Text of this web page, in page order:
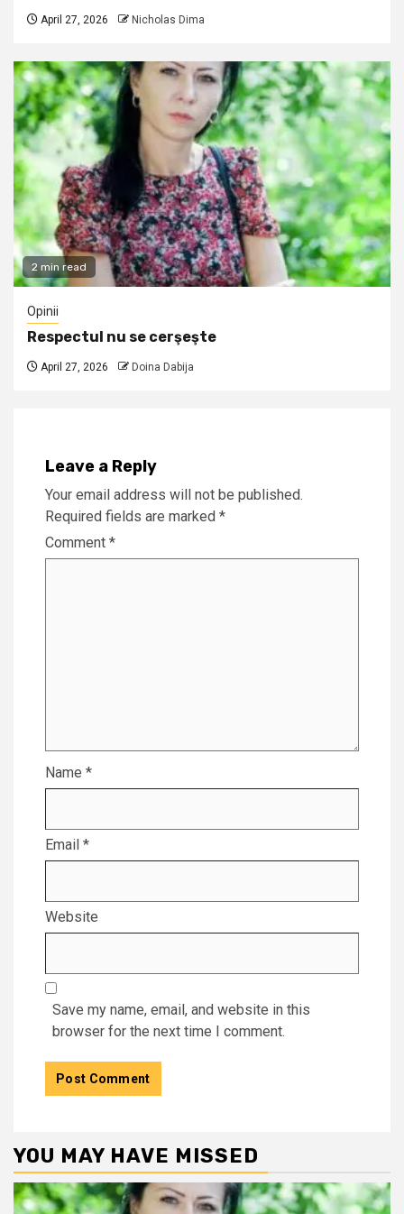
April 27, 2026 Nicholas Dima
2 min read
Opinii
Respectul nu se cerşeşte
April 27, 2026 Doina Dabija
Leave a Reply
Your email address will not be published.
Required fields are marked *
Comment *
Name *
Email *
Website
Save my name, email, and website in this
browser for the next time I comment.
YOU MAY HAVE MISSED